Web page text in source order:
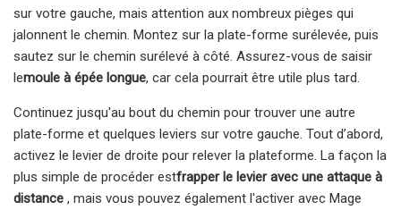
sur votre gauche, mais attention aux nombreux pièges qui
jalonnent le chemin. Montez sur la plate-forme surélevée, puis
sautez sur le chemin surélevé à côté. Assurez-vous de saisir
lemoule à épée longue, car cela pourrait être utile plus tard.
Continuez jusqu'au bout du chemin pour trouver une autre
plate-forme et quelques leviers sur votre gauche. Tout d’abord,
activez le levier de droite pour relever la plateforme. La façon la
plus simple de procéder estfrapper le levier avec une attaque à
distance , mais vous pouvez également l'activer avec Mage